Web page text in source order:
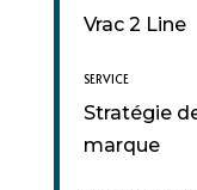
Vrac 2 Line
SERVICE
Stratégie
marque